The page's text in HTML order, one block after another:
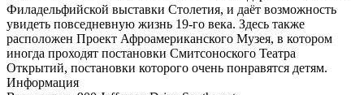
Филадельфийской выставки Столетия, и даёт возможность
увидеть повседневную жизнь 19-го века. Здесь также
расположен Проект Афроамериканского Музея, в котором
иногда проходят постановки Смитсоноского Театра
Открытий, постановки которого очень понравятся детям.
Информация